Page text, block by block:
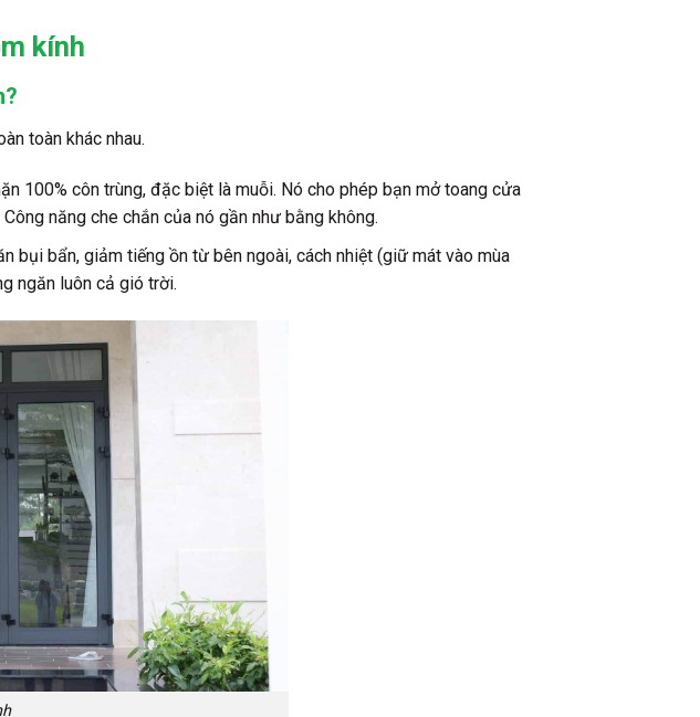
kính
toàn khác nhau.
100% côn trùng, đặc biệt là muỗi. Nó cho phép bạn mở toang cửa
năng che chắn của nó gần như bằng không.
bụi bẩn, giảm tiếng ồn từ bên ngoài, cách nhiệt (giữ mát vào mùa
ngăn luôn cả gió trời.